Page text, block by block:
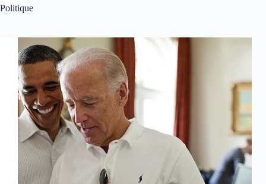
Politique